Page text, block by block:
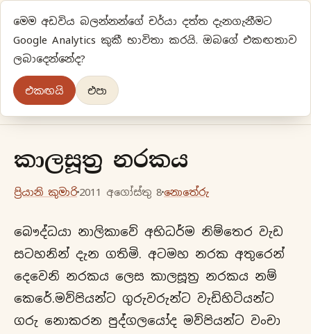
ප්‍රියානිගේ අදහස්‍...
මුල් පිටුවවර්ගීකරණ
කාලසූත්‍ර නරකය
ප්‍රියානි කුමාරි 2011 අගෝස්තු 8 නොතේරු
බෞද්ධයා නාලිකාවේ අභිධර්ම නිම්තෙර වැඩ
සටහනින් දැන ගතිමි. අටමහ නරක අතුරෙන්
දෙවෙනි නරකය ලෙස කාලසූත්‍ර නරකය නම්
කෙරේ.මව්පියන්ට ගුරුවරුන්ට වැඩිහිටියන්ට
ගරු නොකරන පුද්ගලයෝද මව්පියන්ට වංචා
මෙම අඩවිය බලන්නන්ගේ චර්යා දත්ත දැනගැනීමට
Google Analytics කුකී භාවිතා කරයි. ඔබගේ එකඟතාව
ලබාදෙන්නේද?
එකඟයි එපා